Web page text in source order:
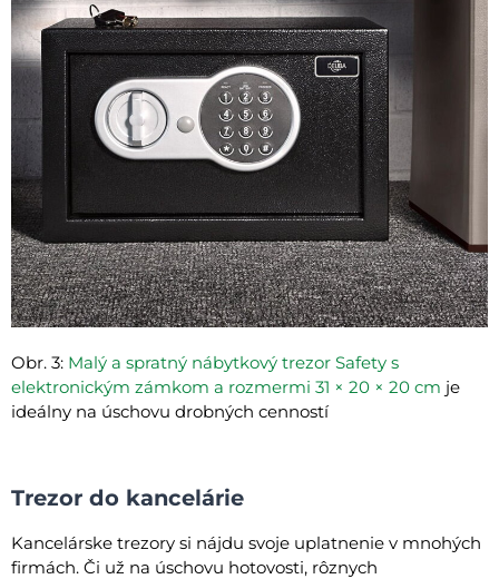
Obr. 3: Malý a spratný nábytkový trezor Safety s
elektronickým zámkom a rozmermi 31 × 20 × 20 cm je
ideálny na úschovu drobných cenností
Trezor do kancelárie
Kancelárske trezory si nájdu svoje uplatnenie v mnohých
firmách. Či už na úschovu hotovosti, rôznych